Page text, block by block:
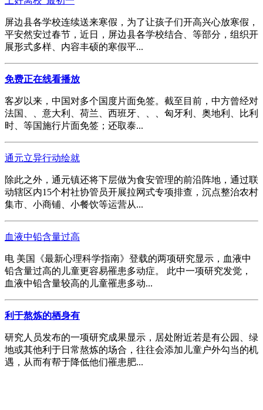
屏边县各学校连续送来寒假，为了让孩子们开高兴心放寒假，
平安然安过春节，近日，屏边县各学校结合、等部分，组织开
展形式多样、内容丰硕的寒假平...
免费正在线看播放
客岁以来，中国对多个国度片面免签。截至目前，中方曾经对
法国、、意大利、荷兰、西班牙、、、匈牙利、奥地利、比利
时、等国施行片面免签；还取泰...
通元立异行动绘就
除此之外，通元镇还将下层做为食安管理的前沿阵地，通过联
动辖区内15个村社协管员开展拉网式专项排查，沉点整治农村
集市、小商铺、小餐饮等运营从...
血液中铅含量过高
电 美国《最新心理科学指南》登载的两项研究显示，血液中
铅含量过高的儿童更容易罹患多动症。 此中一项研究发觉，
血液中铅含量较高的儿童罹患多动...
利于熬炼的栖身有
研究人员发布的一项研究成果显示，居处附近若是有公园、绿
地或其他利于日常熬炼的场合，往往会添加儿童户外勾当的机
遇，从而有帮于降低他们罹患肥...